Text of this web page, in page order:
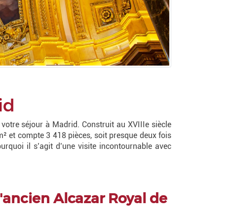
séjour à Madrid. Construit au XVIIIe siècle
et compte 3 418 pièces, soit presque deux fois
il s’agit d’une visite incontournable avec
Alcazar Royal de